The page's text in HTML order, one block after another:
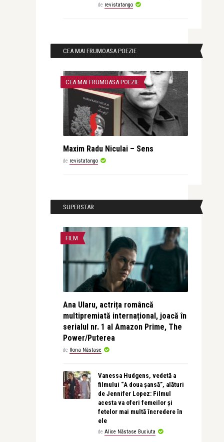
de revistatango
CEA MAI FRUMOASA POEZIE
CEA MAI FRUMOASA POEZIE
Maxim Radu Niculai – Sens
de revistatango
SUPERSTAR
FILM
Ana Ularu, actrița româncă
multipremiată internațional, joacă în
serialul nr. 1 al Amazon Prime, The
Power/Puterea
de Ilona Năstase
Vanessa Hudgens, vedetă a
filmului “A doua șansă”, alături
de Jennifer Lopez: Filmul
acesta va oferi femeilor și
fetelor mai multă încredere în
ele
de Alice Năstase Buciuta